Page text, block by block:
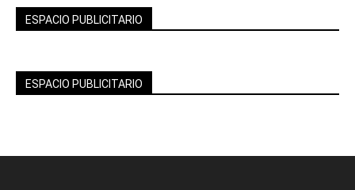
ESPACIO PUBLICITARIO
ESPACIO PUBLICITARIO